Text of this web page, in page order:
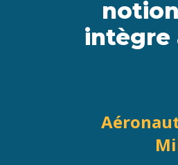
intègre